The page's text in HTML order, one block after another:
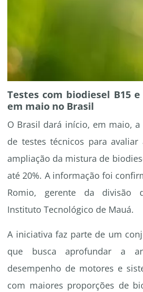
Testes com biodiesel B15 e
em maio no Brasil
O Brasil dará início, em maio,
de testes técnicos para
ampliação da mistura de
até 20%. A informação foi
Romio, gerente da divisão
Instituto Tecnológico de Mauá.
A iniciativa faz parte de um
que busca aprofundar a
desempenho de motores e
com maiores proporções de